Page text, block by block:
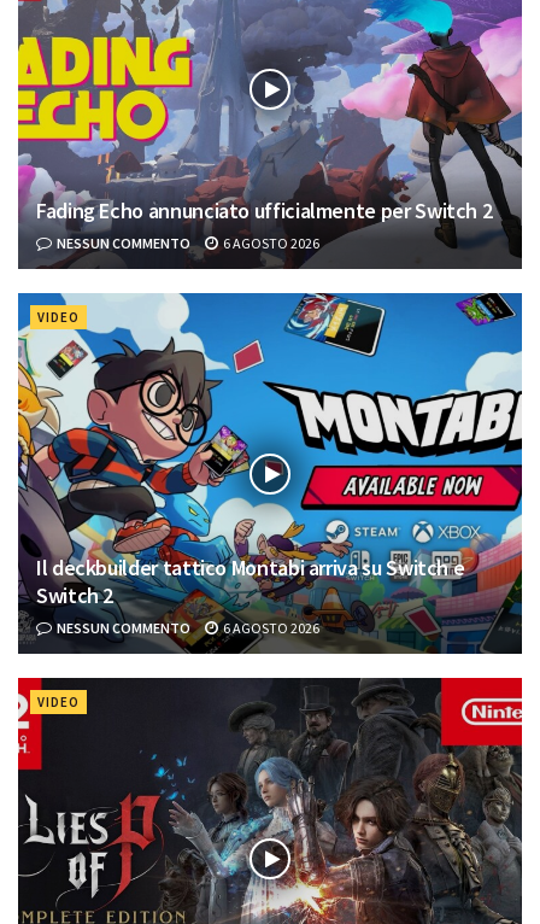
Fading Echo annunciato ufficialmente per Switch 2
NESSUN COMMENTO 6 AGOSTO 2026
VIDEO
Il deckbuilder tattico Montabi arriva su Switch e
Switch 2
NESSUN COMMENTO 6 AGOSTO 2026
VIDEO